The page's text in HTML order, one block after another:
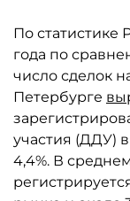
По статистике
года по
число сделок
Петербурге
участия (ДДУ)
4,4%. В